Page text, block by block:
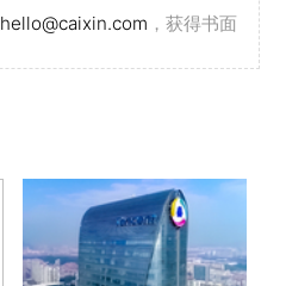
hello@caixin.com ，获得书面